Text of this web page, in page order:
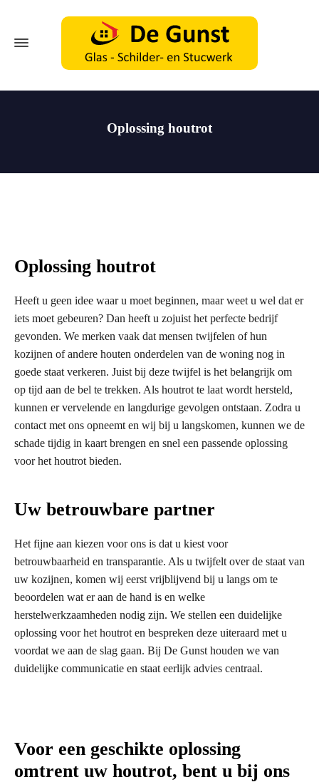
Oplossing houtrot
Oplossing houtrot
Heeft u geen idee waar u moet beginnen, maar weet u wel dat er
iets moet gebeuren? Dan heeft u zojuist het perfecte bedrijf
gevonden. We merken vaak dat mensen twijfelen of hun
kozijnen of andere houten onderdelen van de woning nog in
goede staat verkeren. Juist bij deze twijfel is het belangrijk om
op tijd aan de bel te trekken. Als houtrot te laat wordt hersteld,
kunnen er vervelende en langdurige gevolgen ontstaan. Zodra u
contact met ons opneemt en wij bij u langskomen, kunnen we de
schade tijdig in kaart brengen en snel een passende oplossing
voor het houtrot bieden.
Uw betrouwbare partner
Het fijne aan kiezen voor ons is dat u kiest voor
betrouwbaarheid en transparantie. Als u twijfelt over de staat van
uw kozijnen, komen wij eerst vrijblijvend bij u langs om te
beoordelen wat er aan de hand is en welke
herstelwerkzaamheden nodig zijn. We stellen een duidelijke
oplossing voor het houtrot en bespreken deze uiteraard met u
voordat we aan de slag gaan. Bij De Gunst houden we van
duidelijke communicatie en staat eerlijk advies centraal.
Voor een geschikte oplossing
omtrent uw houtrot, bent u bij ons